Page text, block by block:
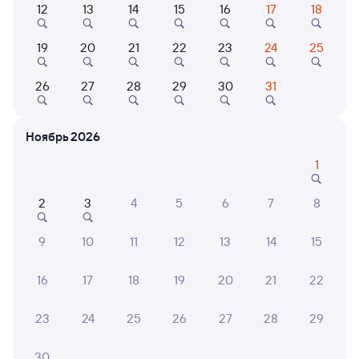
Найдём билет на поезд за вас
Даже если сейчас нет мест
Искать билеты
Апартаменты Люкс
на Берегу Каспия
20 ⁠041 ⁠₽
Показать
варианта
12 13 14 15 16 17 18
19 20 21 22 23 24 25
26 27 28 29 30 31
Ноябрь 2026
1
2 3 4 5 6 7 8
9 10 11 12 13 14 15
16 17 18 19 20 21 22
23 24 25 26 27 28 29